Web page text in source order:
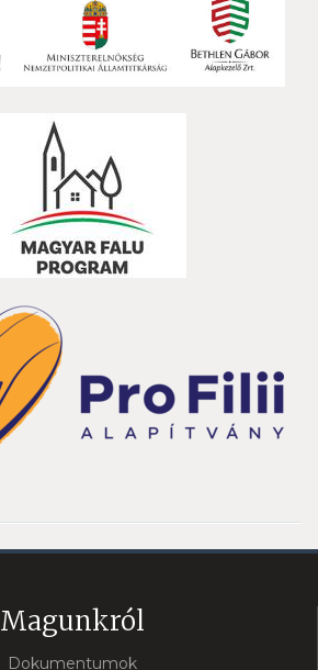
Magunkról
Dokumentumok